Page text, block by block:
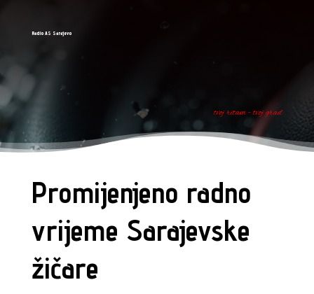
Radio AS Sarajevo
tvoj ritam - tvoj grad
Promijenjeno radno
vrijeme Sarajevske
žičare